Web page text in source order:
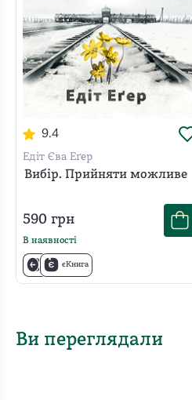
9.4
Едіт Єва Еґер
Вибір. Прийняти можливе
590 грн
В наявності
єКнига
Ви переглядали